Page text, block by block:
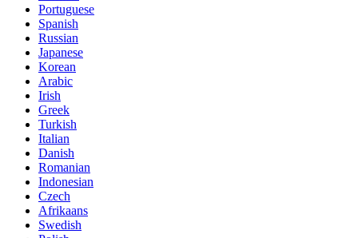
Portuguese
Spanish
Russian
Japanese
Korean
Arabic
Irish
Greek
Turkish
Italian
Danish
Romanian
Indonesian
Czech
Afrikaans
Swedish